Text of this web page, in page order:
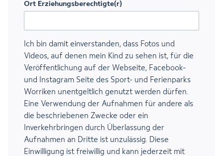
Ort Erziehungsberechtigte(r)
Ich bin damit einverstanden, dass Fotos und
Videos, auf denen mein Kind zu sehen ist, für die
Veröffentlichung auf der Webseite, Facebook-
und Instagram Seite des Sport- und Ferienparks
Worriken unentgeltlich genutzt werden dürfen.
Eine Verwendung der Aufnahmen für andere als
die beschriebenen Zwecke oder ein
Inverkehrbringen durch Überlassung der
Aufnahmen an Dritte ist unzulässig. Diese
Einwilligung ist freiwillig und kann jederzeit mit